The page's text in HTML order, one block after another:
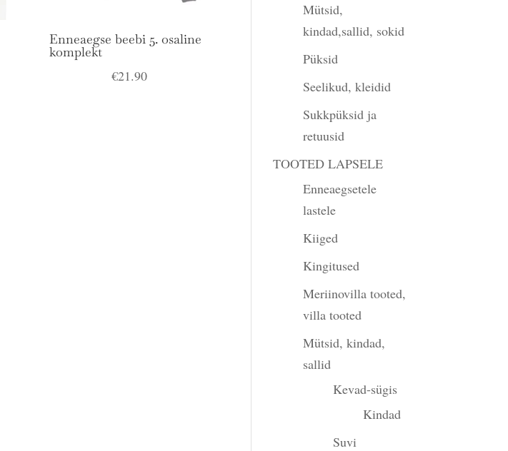
Enneaegse beebi 5. osaline
komplekt
€21.90
Mütsid,
kindad,sallid, sokid
Püksid
Seelikud, kleidid
Sukkpüksid ja
retuusid
TOOTED LAPSELE
Enneaegsetele
lastele
Kiiged
Kingitused
Meriinovilla tooted,
villa tooted
Mütsid, kindad,
sallid
Kevad-sügis
Kindad
Suvi